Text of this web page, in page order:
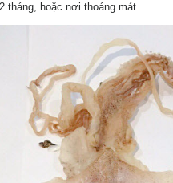
tháng, hoặc nơi thoáng mát.